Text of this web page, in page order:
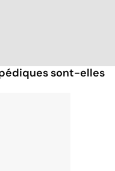
sont-elles